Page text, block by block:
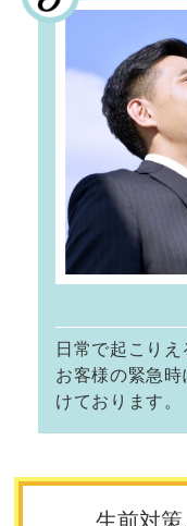
日常で起こりえ
お客様の緊急
けております。
生前対